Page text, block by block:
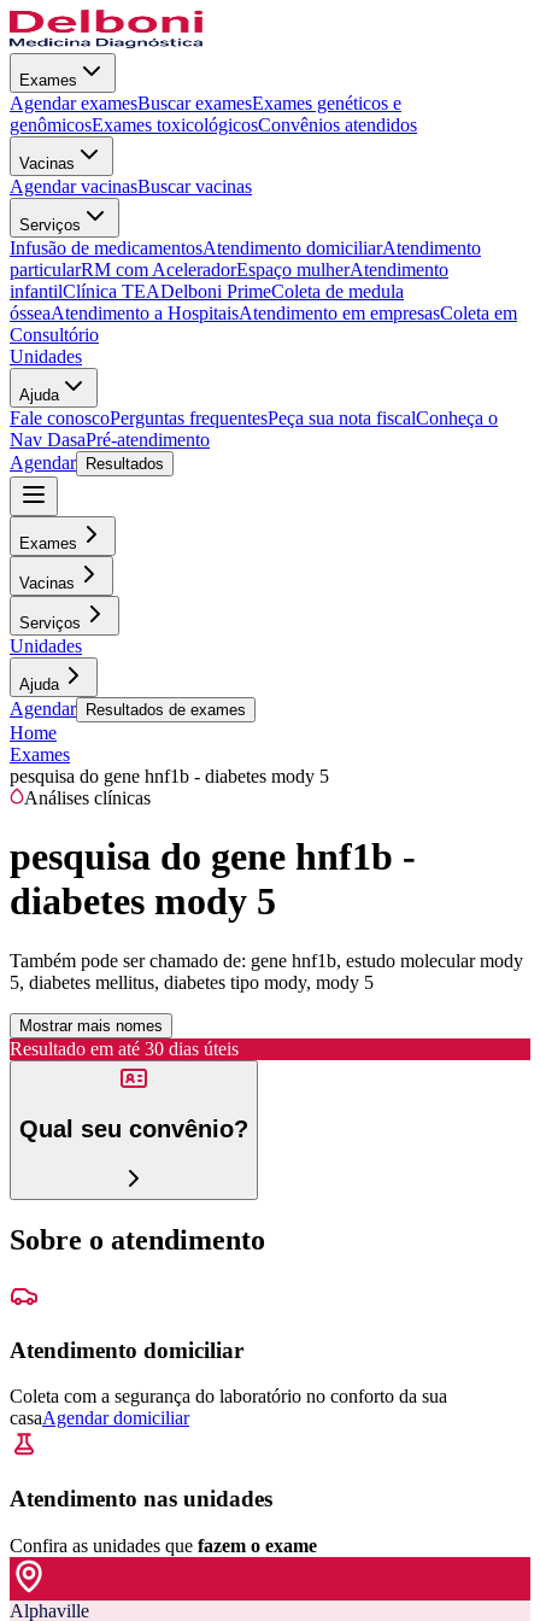
Exames
Agendar examesBuscar examesExames genéticos e
genômicosExames toxicológicosConvênios atendidos
Vacinas
Agendar vacinasBuscar vacinas
Serviços
Infusão de medicamentosAtendimento domiciliarAtendimento
particularRM com AceleradorEspaço mulherAtendimento
infantilClínica TEADelboni PrimeColeta de medula
ósseaAtendimento a HospitaisAtendimento em empresasColeta em
Consultório
Unidades
Ajuda
Fale conoscoPerguntas frequentesPeça sua nota fiscalConheça o
Nav DasaPré-atendimento
Agendar
Resultados
Exames
Vacinas
Serviços
Unidades
Ajuda
Agendar Resultados de exames
Home
Exames
pesquisa do gene hnf1b - diabetes mody 5
Análises clínicas
pesquisa do gene hnf1b -
diabetes mody 5
Também pode ser chamado de: gene hnf1b, estudo molecular mody
5, diabetes mellitus, diabetes tipo mody, mody 5
Mostrar mais nomes
Resultado em até 30 dias úteis
Qual seu convênio?
Sobre o atendimento
Atendimento domiciliar
Coleta com a segurança do laboratório no conforto da sua
casaAgendar domiciliar
Atendimento nas unidades
Confira as unidades que fazem o exame
Alphaville